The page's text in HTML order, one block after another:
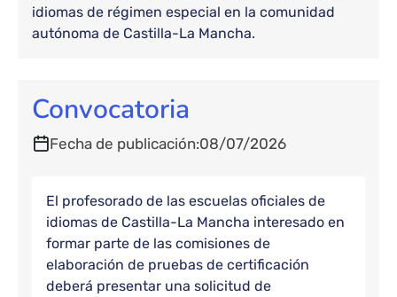
idiomas de régimen especial en la comunidad
autónoma de Castilla-La Mancha.
Convocatoria
Fecha de publicación 08/07/2026
El profesorado de las escuelas oficiales de
idiomas de Castilla-La Mancha interesado en
formar parte de las comisiones de
elaboración de pruebas de certificación
deberá presentar una solicitud de